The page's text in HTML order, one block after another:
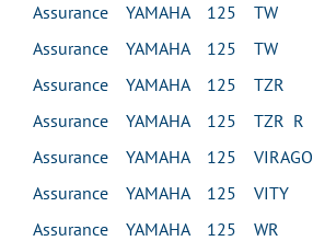
Assurance YAMAHA 125 TW
Assurance YAMAHA 125 TW
Assurance YAMAHA 125 TZR
Assurance YAMAHA 125 TZR R
Assurance YAMAHA 125 VIRAGO
Assurance YAMAHA 125 VITY
Assurance YAMAHA 125 WR